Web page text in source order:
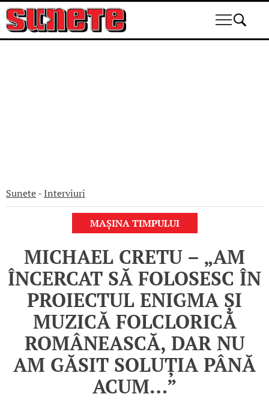
Sunete- Interviuri
MAȘINA TIMPULUI
MICHAEL CRETU – „AM
ÎNCERCAT SĂ FOLOSESC ÎN
PROIECTUL ENIGMA ȘI
MUZICĂ FOLCLORICĂ
ROMÂNEASCĂ, DAR NU
AM GĂSIT SOLUȚIA PÂNĂ
ACUM…”